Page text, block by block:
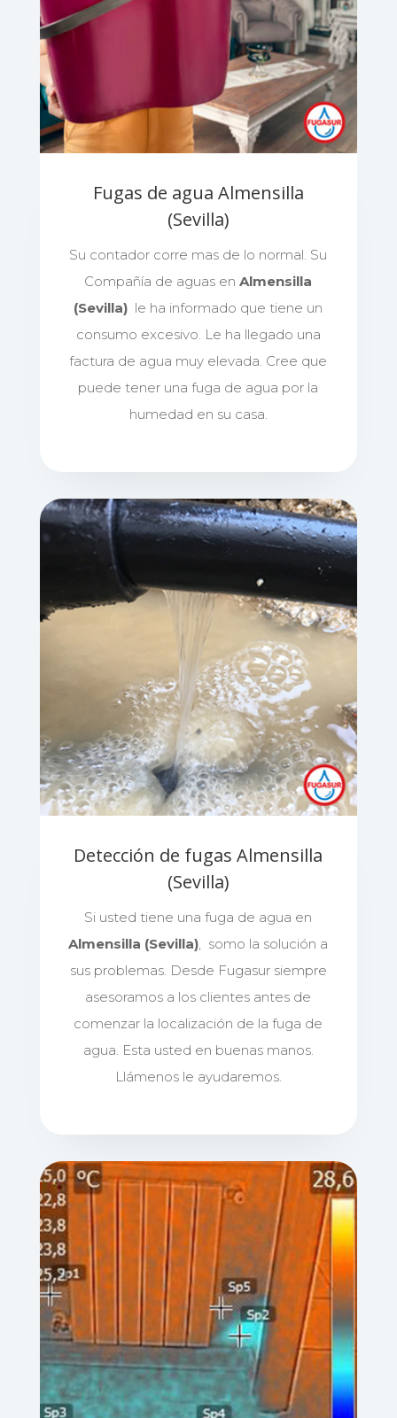
Fugas de agua Almensilla
(Sevilla)
Su contador corre mas de lo normal. Su
Compañía de aguas enAlmensilla
(Sevilla) le ha informado que tiene un
consumo excesivo. Le ha llegado una
factura de agua muy elevada. Cree que
puede tener una fuga de agua por la
humedad en su casa.
Detección de fugas Almensilla
(Sevilla)
Si usted tiene una fuga de agua en
Almensilla (Sevilla), somo la solución a
sus problemas. Desde Fugasur siempre
asesoramos a los clientes antes de
comenzar la localización de la fuga de
agua. Esta usted en buenas manos.
Llámenos le ayudaremos.